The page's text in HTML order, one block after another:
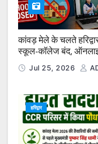
कांवड़ मेले के चलते
स्कूल-कॉलेज बंद,
Jul 25, 2026
हरिद्वार